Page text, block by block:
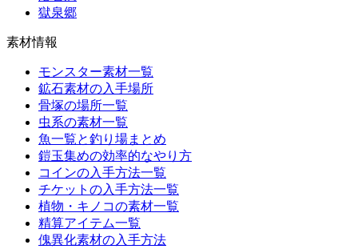
獄泉郷
素材情報
モンスター素材一覧
鉱石素材の入手場所
骨塚の場所一覧
虫系の素材一覧
魚一覧と釣り場まとめ
鎧玉集めの効率的なやり方
コインの入手方法一覧
チケットの入手方法一覧
植物・キノコの素材一覧
精算アイテム一覧
傀異化素材の入手方法